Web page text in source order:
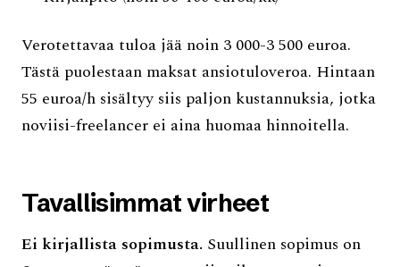
Verotettavaa tuloa jää noin 3 000-3 500 euroa.
Tästä puolestaan maksat ansiotuloveroa. Hintaan
55 euroa/h sisältyy siis paljon kustannuksia, jotka
noviisi-freelancer ei aina huomaa hinnoitella.
Tavallisimmat virheet
Ei kirjallista sopimusta. Suullinen sopimus on